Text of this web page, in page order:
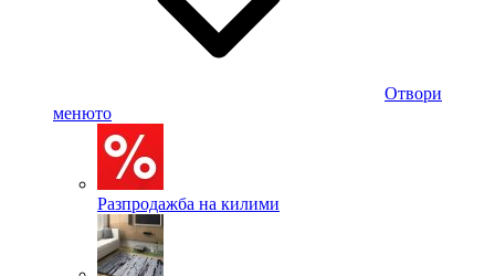
Отвори
менюто
Разпродажба на килими